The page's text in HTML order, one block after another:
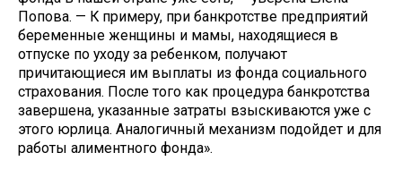
Попова. — К примеру, при банкротстве предприятий
беременные женщины и мамы, находящиеся в
отпуске по уходу за ребенком, получают
причитающиеся им выплаты из фонда социального
страхования. После того как процедура банкротства
завершена, указанные затраты взыскиваются уже с
этого юрлица. Аналогичный механизм подойдет и для
работы алиментного фонда».